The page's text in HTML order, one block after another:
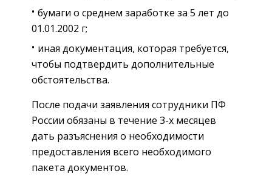
бумаги о среднем заработке за 5 лет до
01.01.2002 г;
иная документация, которая требуется,
чтобы подтвердить дополнительные
обстоятельства.
После подачи заявления сотрудники ПФ
России обязаны в течение 3-х месяцев
дать разъяснения о необходимости
предоставления всего необходимого
пакета документов.